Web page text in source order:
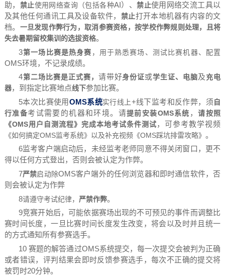
助， 禁止使用网络查询（包括各种AI）、禁止使用网络交流工具以
及其他任何通讯工具及设备软件， 禁止打开本地机器有内容的文
档。 一旦发现作弊行为，取消参赛资格，按学校作弊规则处理，且将
失去暑期留校集训的选拔资格。
3第一场比赛是热身赛 ，用于熟悉赛场、测试比赛机器、配置
OMS环境，不记录成绩。
4第二场比赛是正式赛， 请带好身份证或学生证、电脑及充电
器， 到指定比赛地点线下参加比赛。
5本次比赛使用OMS系统实行线上+线下监考和反作弊，须自
行准备考试需要的机器和环境。请提前安装OMS系统 ，请按照
《OMS用户自测流程》 完成本地考试条件测试，可参考教学视频
《如何搞定OMS监考系统》 以及补充视频 《OMS踩坑排雷攻略》 。
6监考客户端启动后，未经监考老师同意不得关闭窗口，更不
得以任何方式登出，否则会被认定为作弊。
7严禁启动除OMS客户端外的任何浏览器和即时通信软件，否
则会被认定为作弊
8请遵守考试纪律， 严禁作弊。
9竞赛开始后，可能依据赛场出现的不可预见的事件而调整比
赛时间长度，一旦比赛时间长度发生改变，将会以及时并且统一
的方式通知所有参赛选手。
10 赛题的解答通过OMS系统提交，每一次提交会被判为正确
或者错误，评判结果会即时反馈参赛选手，每次不正确的提交将
被罚时20分钟。